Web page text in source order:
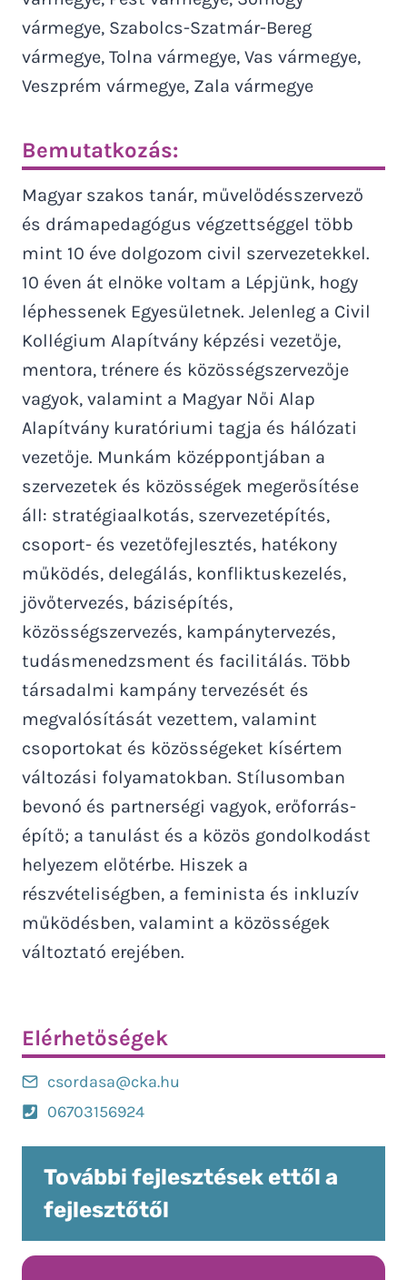
vármegye, Szabolcs-Szatmár-Bereg
vármegye, Tolna vármegye, Vas vármegye,
Veszprém vármegye, Zala vármegye
Bemutatkozás:
Magyar szakos tanár, művelődésszervező
és drámapedagógus végzettséggel több
mint 10 éve dolgozom civil szervezetekkel.
10 éven át elnöke voltam a Lépjünk, hogy
léphessenek Egyesületnek. Jelenleg a Civil
Kollégium Alapítvány képzési vezetője,
mentora, trénere és közösségszervezője
vagyok, valamint a Magyar Női Alap
Alapítvány kuratóriumi tagja és hálózati
vezetője. Munkám középpontjában a
szervezetek és közösségek megerősítése
áll: stratégiaalkotás, szervezetépítés,
csoport- és vezetőfejlesztés, hatékony
működés, delegálás, konfliktuskezelés,
jövőtervezés, bázisépítés,
közösségszervezés, kampánytervezés,
tudásmenedzsment és facilitálás. Több
társadalmi kampány tervezését és
megvalósítását vezettem, valamint
csoportokat és közösségeket kísértem
változási folyamatokban. Stílusomban
bevonó és partnerségi vagyok, erőforrás-
építő; a tanulást és a közös gondolkodást
helyezem előtérbe. Hiszek a
részvételiségben, a feminista és inkluzív
működésben, valamint a közösségek
változtató erejében.
Elérhetőségek
csordasa@cka.hu
06703156924
További fejlesztések ettől a
fejlesztőtől